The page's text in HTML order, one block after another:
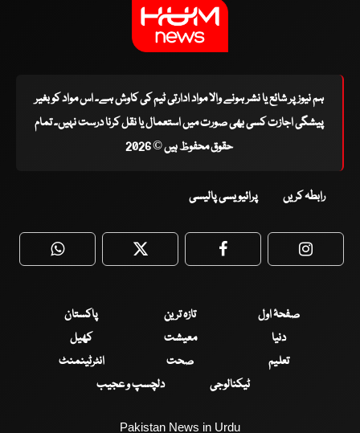
ہم نیوز پر شائع یا نشر ہونے والا مواد ادارتی ٹیم کی کاوش ہے۔ اس مواد کو بغیر
پیشگی اجازت کسی بھی صورت میں استعمال یا نقل کرنا درست نہیں۔ تمام
حقوق محفوظ ہیں © 2026
رابطہ کریں پرائیویسی پالیسی
WhatsApp Twitter Facebook
صفحۂ اول تازہ ترین
پاکستان
دنیا
معیشت
کھیل
تعلیم
صحت
انٹرٹینمنٹ
ٹیکنالوجی
دلچسپ و عجیب
Pakistan News in Urdu